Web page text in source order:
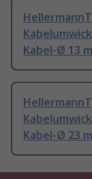
Kabel-Ø 13
Kabel-Ø 23